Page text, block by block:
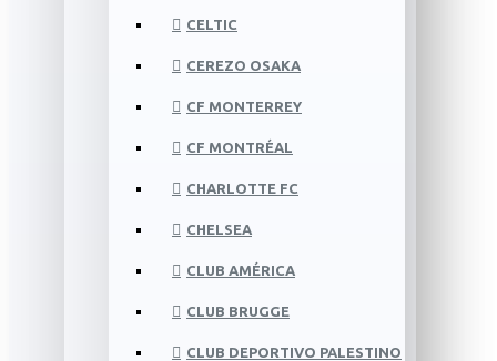
CELTIC
CEREZO OSAKA
CF MONTERREY
CF MONTRÉAL
CHARLOTTE FC
CHELSEA
CLUB AMÉRICA
CLUB BRUGGE
CLUB DEPORTIVO PALESTINO